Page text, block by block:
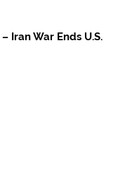
Iran War Ends U.S.